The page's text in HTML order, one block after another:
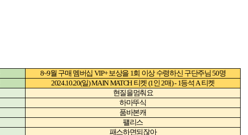
8~9월 구매 멤버십 VIP+보상을1회 이상 수령하신 구단주님50명
2024.10.20(일) MAIN MATCH티켓 (1인 2매) - 1등석 A티켓
현질을멈춰요
하마뚜식
품바본캐
퍨리스
패스하면되잖아